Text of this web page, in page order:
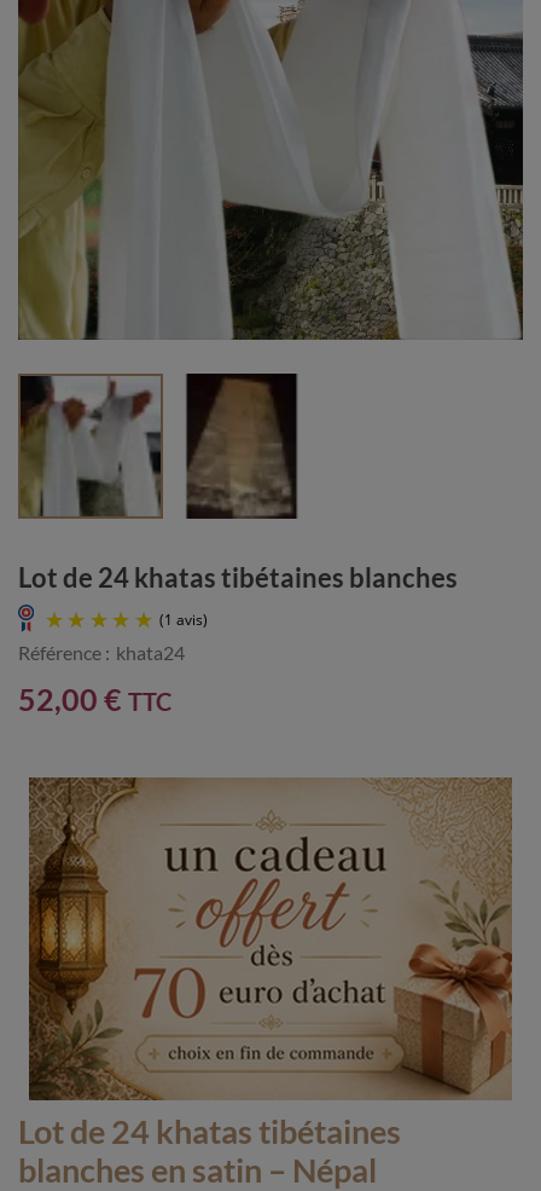
Lot de 24 khatas tibétaines blanches
(1 avis)
Référence : khata24
52,00 € TTC
Lot de 24 khatas tibétaines
blanches en satin – Népal